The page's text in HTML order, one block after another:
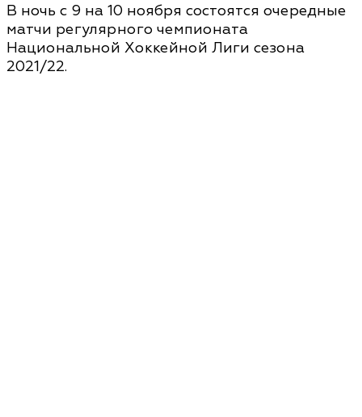
В ночь с 9 на 10 ноября состоятся очередные
матчи регулярного чемпионата
Национальной Хоккейной Лиги сезона
2021/22.